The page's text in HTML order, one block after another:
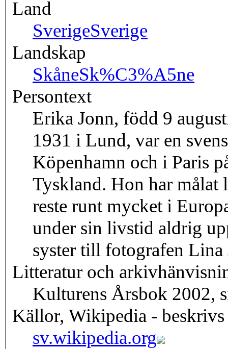
Land
SverigeSverige
Landskap
SkåneSk%C3%A5ne
Persontext
Erika Jonn, född 9
1931 i Lund, var en
Köpenhamn och i Paris
Tyskland. Hon har målat
reste runt mycket i
under sin livstid aldrig
syster till fotografen Lina
Litteratur och
Kulturens Årsbok 2002,
Källor, Wikipedia - beskrivs
sv.wikipedia.org